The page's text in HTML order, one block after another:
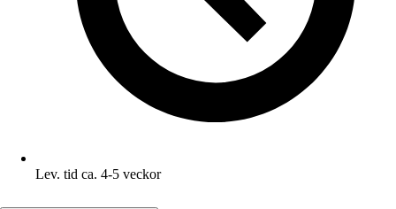
Lev. tid ca. 4-5 veckor